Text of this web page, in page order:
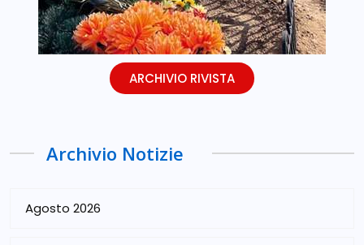
ARCHIVIO RIVISTA
Archivio Notizie
Agosto 2026